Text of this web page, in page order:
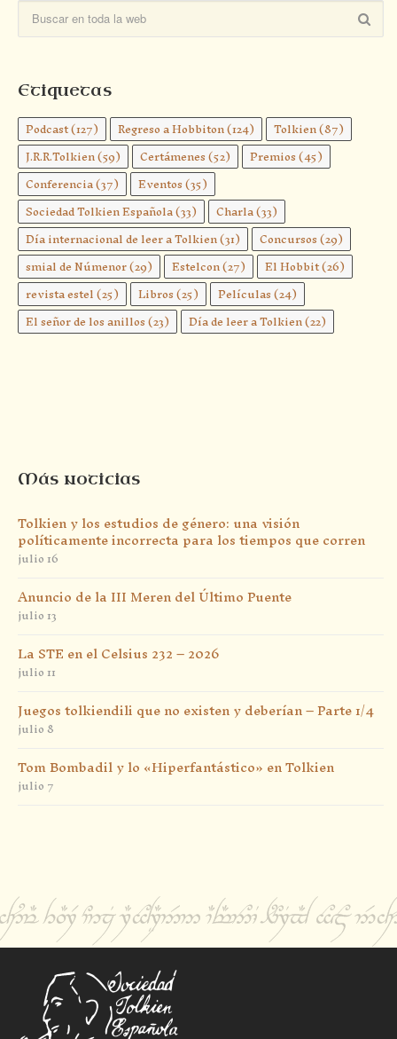
Etiquetas
Podcast(127) Regreso a Hobbiton(124) Tolkien(87)
J.R.R.Tolkien(59) Certámenes(52) Premios(45)
Conferencia(37) Eventos(35)
Sociedad Tolkien Española(33) Charla(33)
Día internacional de leer a Tolkien(31) Concursos(29)
smial de Númenor(29) Estelcon(27) El Hobbit(26)
revista estel(25) Libros(25) Películas(24)
El señor de los anillos(23) Día de leer a Tolkien(22)
Más noticias
Tolkien y los estudios de género: una visión
políticamente incorrecta para los tiempos que corren
julio 16
Anuncio de la III Meren del Último Puente
julio 13
La STE en el Celsius 232 – 2026
julio 11
Juegos tolkiendili que no existen y deberían – Parte 1/4
julio 8
Tom Bombadil y lo «Hiperfantástico» en Tolkien
julio 7